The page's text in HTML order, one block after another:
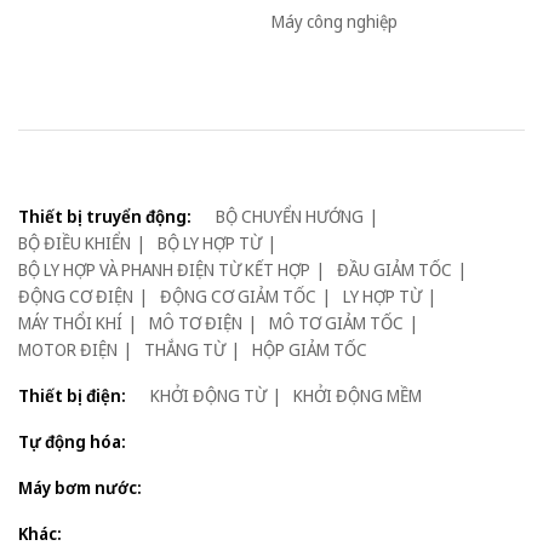
Máy công nghiệp
Thiết bị truyển động:
BỘ CHUYỂN HƯỚNG
BỘ ĐIỀU KHIỂN
BỘ LY HỢP TỪ
BỘ LY HỢP VÀ PHANH ĐIỆN TỪ KẾT HỢP
ĐẦU GIẢM TỐC
ĐỘNG CƠ ĐIỆN
ĐỘNG CƠ GIẢM TỐC
LY HỢP TỪ
MÁY THỔI KHÍ
MÔ TƠ ĐIỆN
MÔ TƠ GIẢM TỐC
MOTOR ĐIỆN
THẮNG TỪ
HỘP GIẢM TỐC
Thiết bị điện:
KHỞI ĐỘNG TỪ
KHỞI ĐỘNG MỀM
Tự động hóa:
Máy bơm nước:
Khác: